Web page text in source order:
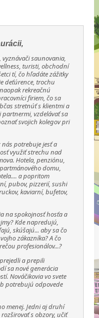
saunovania,
turisti, obchodní
tí, čo hľadáte zážitky
deťúrence, trochu
rekreačnú
firiem, čo sa
stretnúť s klientmi a
vzdelávať sa
svojich kolegov pri
nás potrebuje jesť a
využiť strechu nad
Hotela, penziónu,
domu,
a popritom
pubov, pizzerií, sushi
kaviarní, bufetov,
na spokojnosť hosťa a
Kde napredujú,
skúšajú... aby sa čo
zákazníka? A čo
profesionálov...?
a prepili
sa nové generácia
Nováčikovia vo svete
potrebujú odpovede
menej. Jedni aj druhí
s obzory, učiť